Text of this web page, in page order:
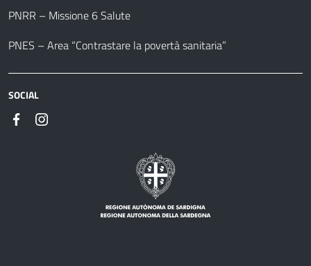
PNRR – Missione 6 Salute
PNES – Area “Contrastare la povertà sanitaria”
SOCIAL